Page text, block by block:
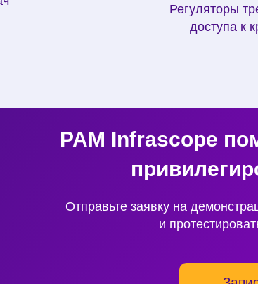
Регуляторы
доступа к
PAM Infrascope
Отправьте заявку на
и